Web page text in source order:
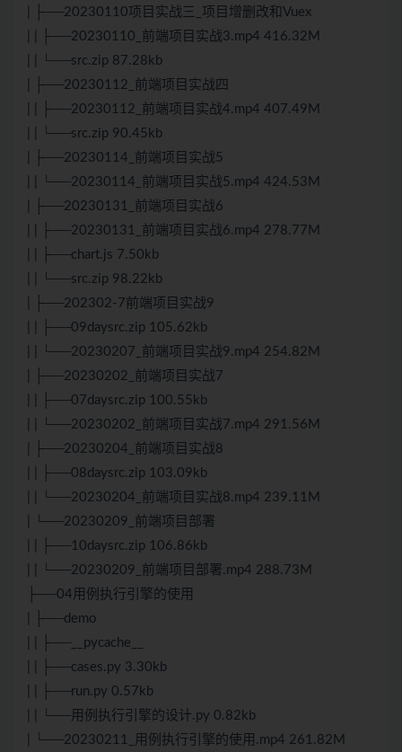
| ├──20230110项目实战三_项目增删改和 Vuex
| | ├──20230110_前端项目实战3.mp4 416.32M
| | └──src.zip 87.28kb
| ├──20230112_前端项目实战四
| | ├──20230112_前端项目实战4.mp4 407.49M
| | └──src.zip 90.45kb
| ├──20230114_前端项目实战5
| | └──20230114_前端项目实战5.mp4 424.53M
| ├──20230131_前端项目实战6
| | ├──20230131_前端项目实战6.mp4 278.77M
| | ├──chart.js 7.50kb
| | └──src.zip 98.22kb
| ├──202302-7前端项目实战9
| | ├──09daysrc.zip 105.62kb
| | └──20230207_前端项目实战9.mp4 254.82M
| ├──20230202_前端项目实战7
| | ├──07daysrc.zip 100.55kb
| | └──20230202_前端项目实战7.mp4 291.56M
| ├──20230204_前端项目实战8
| | ├──08daysrc.zip 103.09kb
| | └──20230204_前端项目实战8.mp4 239.11M
| └──20230209_前端项目部署
| | ├──10daysrc.zip 106.86kb
| | └──20230209_前端项目部署.mp4 288.73M
├──04用例执行引擎的使用
| ├──demo
| | ├──__pycache__
| | ├──cases.py 3.30kb
| | ├──run.py 0.57kb
| | └──用例执行引擎的设计.py 0.82kb
| └──20230211_用例执行引擎的使用.mp4 261.82M